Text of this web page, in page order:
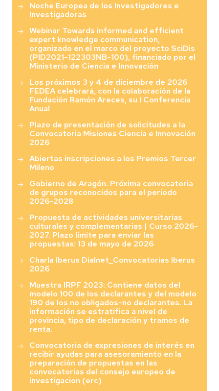
Noche Europea de los Investigadores e
Investigadoras
Webinar Towards informed and efficient
expert knowledge communication,
organizado en el marco del proyecto SciDis
(PID2021-122303NB-100), financiado por el
Ministerio de Ciencia e Innovación
Los próximos 3 y 4 de diciembre de 2026
FEDEA celebrará, con la colaboración de la
Fundación Ramón Areces, su I Conferencia
Anual
Plazo de presentación de solicitudes a la
Convocatoria Misiones Ciencia e Innovación
2026
Abiertas inscripciones a los Premios Tercer
Mileno
Gobierno de Aragón. Próxima convocatoria
de grupos reconocidos para el periodo
2026-2028
Propuesta de actividades universitarias
culturales y complementarias | Curso 2026-
2027. Plazo límite para enviar las
propuestas: 13 de mayo de 2026
Charla Iberus Dialnet_Convocatorias Iberus
2026
Muestra IRPF 2023: Contiene datos del
modelo 100 de los declarantes y del modelo
190 de los no obligados-no declarantes. La
información se estratifica a nivel de
provincia, tipo de declaración y tramos de
renta.
Convocatoria de expresiones de interés en
recibir ayudas para asesoramiento en la
preparación de propuestas en las
convocatorias del consejo europeo de
investigacion (erc)